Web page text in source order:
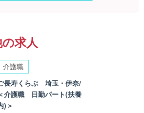
求人
介護職
長寿くらぶ 埼玉・伊奈/
介護職 日勤パート(扶養
)＞